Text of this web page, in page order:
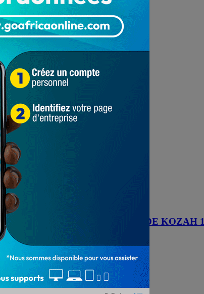
les présidents de clubs...
chaîne de solidarité
ce...
19, DANS LA COMMUNE DE KOZAH 1
les populations à...